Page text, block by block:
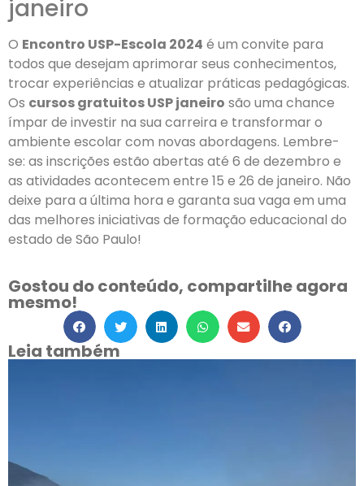
janeiro
O Encontro USP-Escola 2024 é um convite para
todos que desejam aprimorar seus conhecimentos,
trocar experiências e atualizar práticas pedagógicas.
Os cursos gratuitos USP janeiro são uma chance
ímpar de investir na sua carreira e transformar o
ambiente escolar com novas abordagens. Lembre-
se: as inscrições estão abertas até 6 de dezembro e
as atividades acontecem entre 15 e 26 de janeiro. Não
deixe para a última hora e garanta sua vaga em uma
das melhores iniciativas de formação educacional do
estado de São Paulo!
Gostou do conteúdo, compartilhe agora
mesmo!
Leia também